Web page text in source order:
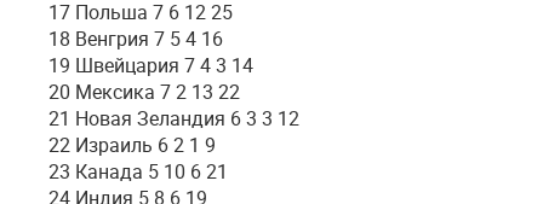
17 Польша 7 6 12 25
18 Венгрия 7 5 4 16
19 Швейцария 7 4 3 14
20 Мексика 7 2 13 22
21 Новая Зеландия 6 3 3 12
22 Израиль 6 2 1 9
23 Канада 5 10 6 21
24 Индия 5 8 6 19